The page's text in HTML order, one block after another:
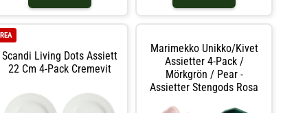
Scandi Living Dots Assiett
22 Cm 4-Pack Cremevit
REA
Marimekko Unikko/kivet
Assietter 4-Pack /
Mörkgrön / Pear -
Assietter Stengods Rosa